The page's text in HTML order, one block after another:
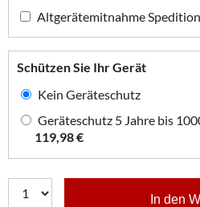
Altgerätemitnahme Spedition
Schützen Sie Ihr Gerät
Kein Geräteschutz
Geräteschutz 5 Jahre bis
119,98 €
In den